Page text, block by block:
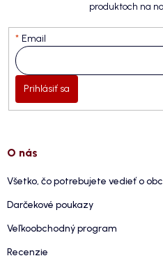
produktoch na
Email
Prihlásiť sa
O nás
Všetko, čo potrebujete vedieť o
Darčekové poukazy
Veľkoobchodný program
Recenzie